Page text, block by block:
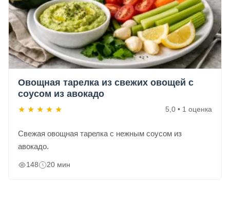
Овощная тарелка из свежих овощей с
соусом из авокадо
★ ★ ★ ★ ★ 5,0 • 1 оценка
Свежая овощная тарелка с нежным соусом из
авокадо.
148 20 мин